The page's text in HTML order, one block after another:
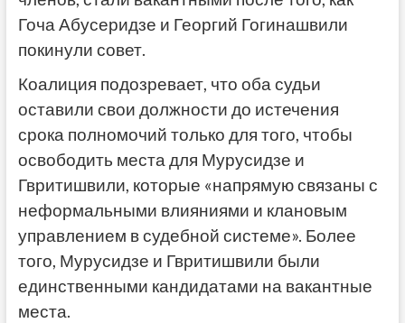
Гоча Абусеридзе и Георгий Гогинашвили
покинули совет.
Коалиция подозревает, что оба судьи
оставили свои должности до истечения
срока полномочий только для того, чтобы
освободить места для Мурусидзе и
Гвритишвили, которые «напрямую связаны с
неформальными влияниями и клановым
управлением в судебной системе». Более
того, Мурусидзе и Гвритишвили были
единственными кандидатами на вакантные
места.